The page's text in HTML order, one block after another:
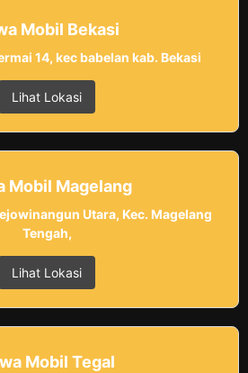
Mobil Bekasi
14, kec babelan kab. Bekasi
Lihat Lokasi
Mobil Magelang
Utara, Kec. Magelang
Tengah,
Lihat Lokasi
Mobil Tegal